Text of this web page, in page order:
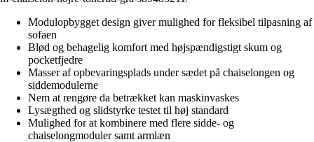
Modulopbygget design giver mulighed for fleksibel tilpasning af
sofaen
Blød og behagelig komfort med højspændigstigt skum og
pocketfjedre
Masser af opbevaringsplads under sædet på chaiselongen og
siddemodulerne
Nem at rengøre da betrækket kan maskinvaskes
Lysægthed og slidstyrke testet til høj standard
Mulighed for at kombinere med flere sidde- og
chaiselongmoduler samt armlæn